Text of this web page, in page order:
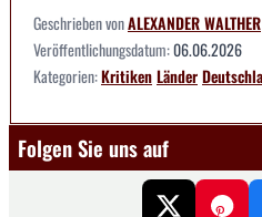
Geschrieben vonALEXANDER WALTHER
Veröffentlichungsdatum:06.06.2026
Kategorien:KritikenLänder
Folgen Sie uns auf